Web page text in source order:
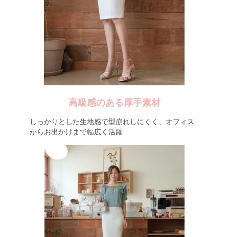
高級感のある厚手素材
しっかりとした生地感で型崩れしにくく、オフィス
からお出かけまで幅広く活躍